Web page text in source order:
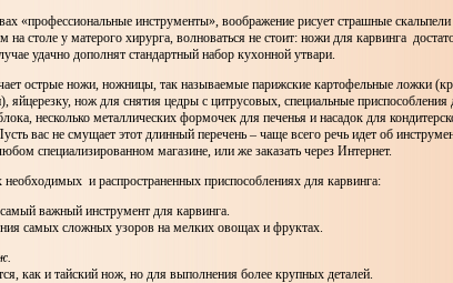
«профессиональные инструменты», воображение рисует страшные
на столе у матерого хирурга, волноваться не стоит: ножи для карвинга
удачно дополнят стандартный набор кухонной утвари.
острые ножи, ножницы, так называемые парижские картофельные ложки
нож для снятия цедры с цитрусовых, специальные
несколько металлических формочек для печенья и насадок для
вас не смущает этот длинный перечень – чаще всего речь идет об
специализированном магазине, или же заказать через Интернет.
и распространенных приспособлениях для карвинга:
важный инструмент для карвинга.
самых сложных узоров на мелких овощах и фруктах.
как и тайский нож, но для выполнения более крупных деталей.